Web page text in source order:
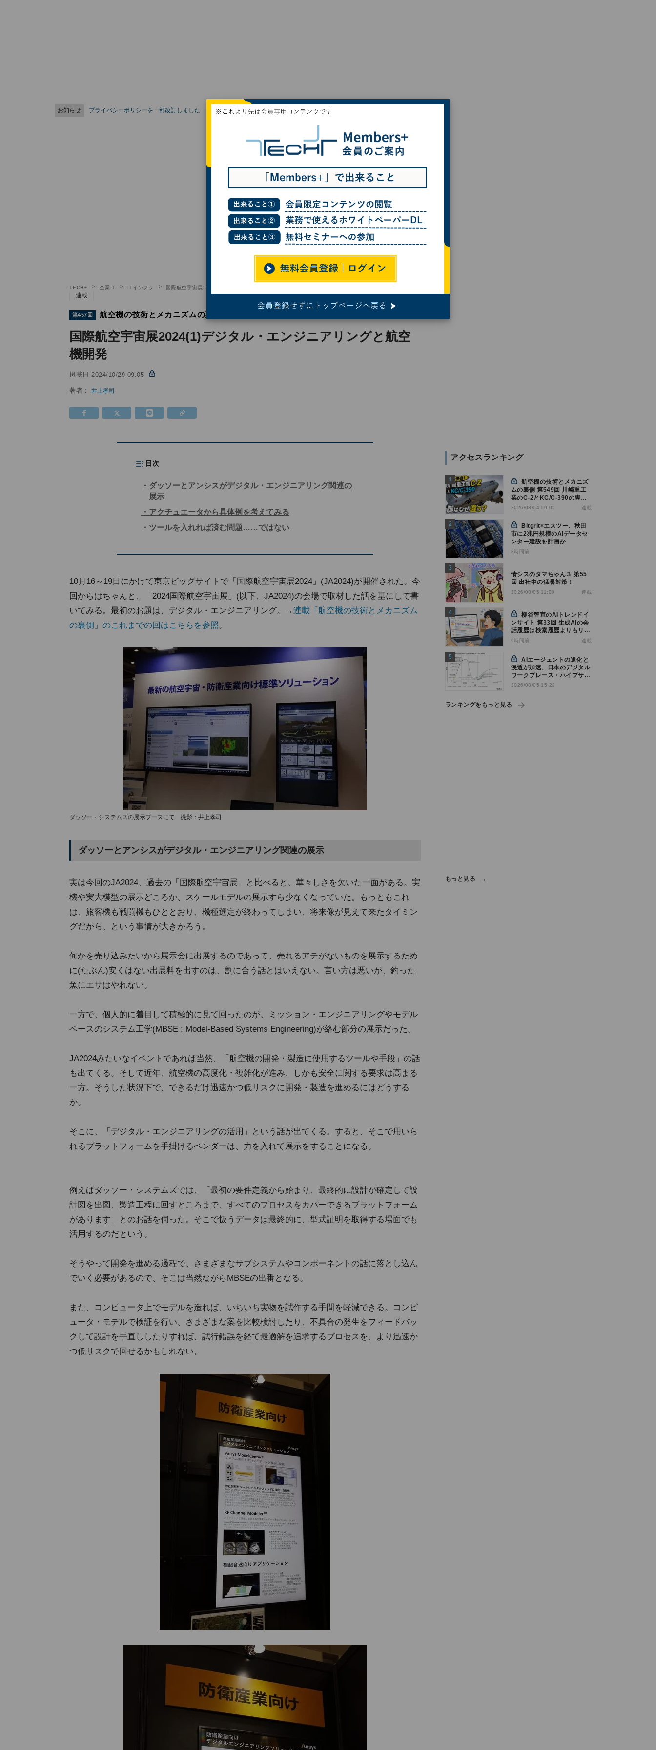
お知らせ プライバシーポリシーを一部改訂しました
TECH+ 企業IT ITインフラ 国際航空宇宙展2024(1)デジタル・エンジニアリングと航空機開発
連載
第457回 航空機の技術とメカニズムの裏側
国際航空宇宙展2024(1)デジタル・エンジニアリングと航空
機開発
掲載日 2024/10/29 09:05
著者：井上孝司
目次
ダッソーとアンシスがデジタル・エンジニアリング関連の
展示
アクチュエータから具体例を考えてみる
ツールを入れれば済む問題……ではない
10月16～19日にかけて東京ビッグサイトで「国際航空宇宙展2024」(JA2024)が開催された。今
回からはちゃんと、「2024国際航空宇宙展」(以下、JA2024)の会場で取材した話を基にして書
いてみる。最初のお題は、デジタル・エンジニアリング。→連載「航空機の技術とメカニズム
の裏側」のこれまでの回はこちらを参照。
ダッソー・システムズの展示ブースにて 撮影：井上孝司
ダッソーとアンシスがデジタル・エンジニアリング関連の展示
実は今回のJA2024、過去の「国際航空宇宙展」と比べると、華々しさを欠いた一面がある。実
機や実大模型の展示どころか、スケールモデルの展示すら少なくなっていた。もっともこれ
は、旅客機も戦闘機もひととおり、機種選定が終わってしまい、将来像が見えて来たタイミン
グだから、という事情が大きかろう。
何かを売り込みたいから展示会に出展するのであって、売れるアテがないものを展示するため
に(たぶん)安くはない出展料を出すのは、割に合う話とはいえない。言い方は悪いが、釣った
魚にエサはやれない。
一方で、個人的に着目して積極的に見て回ったのが、ミッション・エンジニアリングやモデル
ベースのシステム工学(MBSE : Model-Based Systems Engineering)が絡む部分の展示だった。
JA2024みたいなイベントであれば当然、「航空機の開発・製造に使用するツールや手段」の話
も出てくる。そして近年、航空機の高度化・複雑化が進み、しかも安全に関する要求は高まる
一方。そうした状況下で、できるだけ迅速かつ低リスクに開発・製造を進めるにはどうする
か。
そこに、「デジタル・エンジニアリングの活用」という話が出てくる。すると、そこで用いら
れるプラットフォームを手掛けるベンダーは、力を入れて展示をすることになる。
例えばダッソー・システムズでは、「最初の要件定義から始まり、最終的に設計が確定して設
計図を出図、製造工程に回すところまで、すべてのプロセスをカバーできるプラットフォーム
があります」とのお話を伺った。そこで扱うデータは最終的に、型式証明を取得する場面でも
活用するのだという。
そうやって開発を進める過程で、さまざまなサブシステムやコンポーネントの話に落とし込ん
でいく必要があるので、そこは当然ながらMBSEの出番となる。
また、コンピュータ上でモデルを造れば、いちいち実物を試作する手間を軽減できる。コンピ
ュータ・モデルで検証を行い、さまざまな案を比較検討したり、不具合の発生をフィードバッ
クして設計を手直ししたりすれば、試行錯誤を経て最適解を追求するプロセスを、より迅速か
つ低リスクで回せるかもしれない。
アクセスランキング
航空機の技術とメカニズ
ムの裏側 第549回 川崎重工
業のC-2とKC/C-390の脚は
なぜ違う? - 降着装置は複雑
2026/08/04 09:05 連載
市に2兆円規模のAIデータセ
ンター建設を計画か
8時間前
情シスのタマちゃん３ 第55
回 出社中の猛暑対策！
2026/08/05 11:00 連載
柳谷智宣のAIトレンドイ
ンサイト 第33回 生成AIの会
話履歴は検索履歴よりもリス
キー？今のうちに情報漏洩対
9時間前 連載
AIエージェントの進化と
浸透が加速、日本のデジタル
ワークプレース・ハイプサイ
クルをガートナーが発表
2026/08/05 15:22
ランキングをもっと見る
もっと見る